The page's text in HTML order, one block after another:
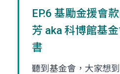
EP.6 基勵金援會
芳 aka 科博館基
書
聽到基金會，大家想